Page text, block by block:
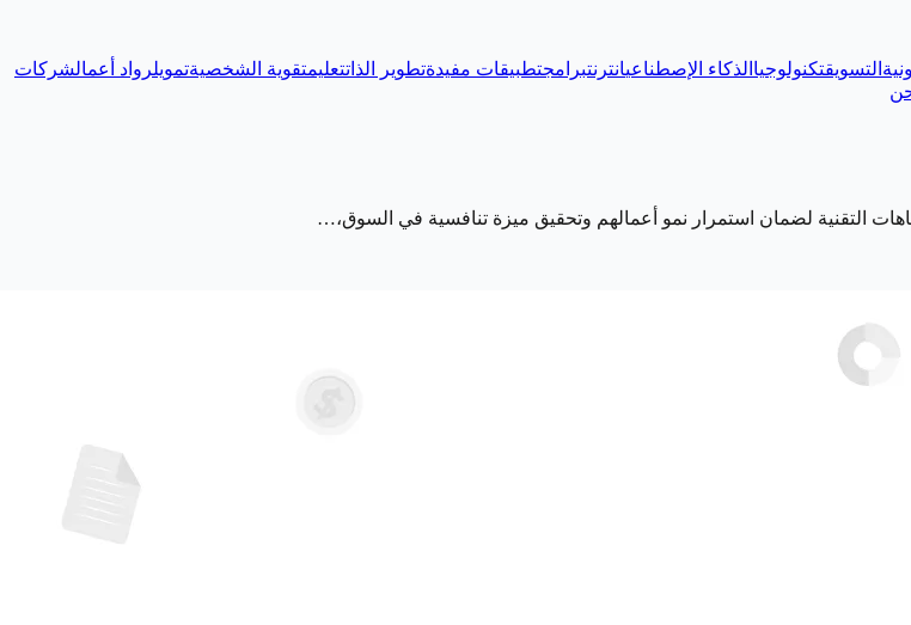
التسويقتكنولوجيا الذكاء الإصطناعيانترنتبرامجتطبيقات مفيدةتطوير الذاتتعليمتقوية الشخصيةتمويلرواد أعمالشركات
التقنية لضمان استمرار نمو أعمالهم وتحقيق ميزة تنافسية في السوق،…